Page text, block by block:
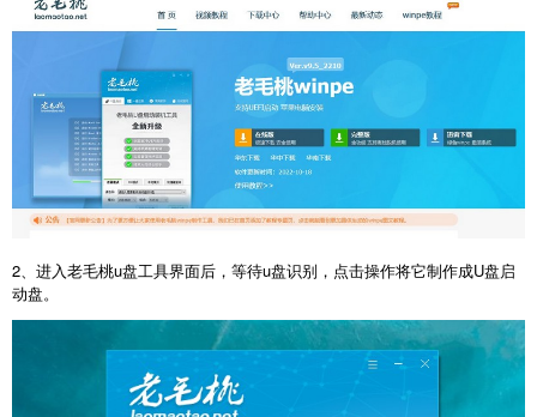
2、进入老毛桃u盘工具界面后，等待u盘识别，点击操作将它制作成U盘启
动盘。